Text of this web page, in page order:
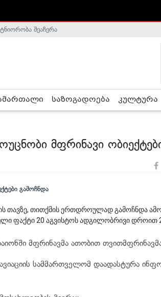
- ჰელსინკის კომისია
შეაჩერა
საზოგადოება კულტურა
მფრინავი
თავზე, თითქმის ერთდროულად გამოჩნდა
ფაქტი 20 აგვისტოს ადგილობრივი დროით
მფრინავმა ათობით
სამმართველომ დაადასტურა